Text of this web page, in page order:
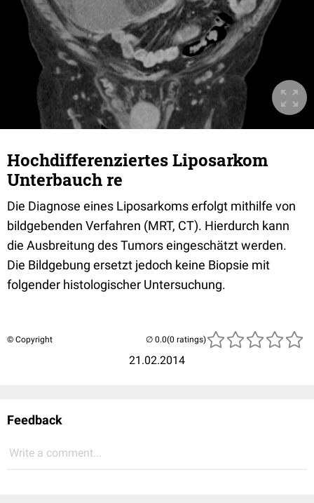
Hochdifferenziertes Liposarkom
Unterbauch re
Die Diagnose eines Liposarkoms erfolgt mithilfe von
bildgebenden Verfahren (MRT, CT). Hierdurch kann
die Ausbreitung des Tumors eingeschätzt werden.
Die Bildgebung ersetzt jedoch keine Biopsie mit
folgender histologischer Untersuchung.
© Copyright
21.02.2014
(0 ratings)
Feedback
Write a comment...